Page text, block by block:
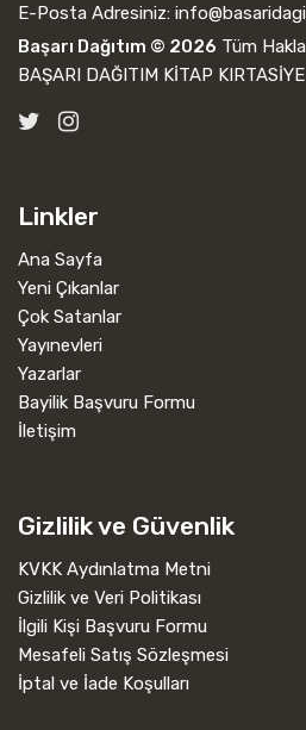
E-Posta Adresiniz:
Başarı Dağıtım © 2026 Tüm
BAŞARI DAĞITIM KİTAP
Linkler
Ana Sayfa
Yeni Çıkanlar
Çok Satanlar
Yayınevleri
Yazarlar
Bayilik Başvuru Formu
İletişim
Gizlilik ve Güvenlik
KVKK Aydınlatma Metni
Gizlilik ve Veri Politikası
İlgili Kişi Başvuru Formu
Mesafeli Satış Sözleşmesi
İptal ve İade Koşulları